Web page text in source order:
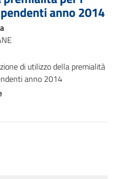
anno 2014
di utilizzo della premialità
anno 2014